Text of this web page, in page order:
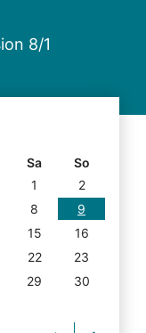
8/1
Sa
So
1
2
8
9
15
16
22
23
29
30